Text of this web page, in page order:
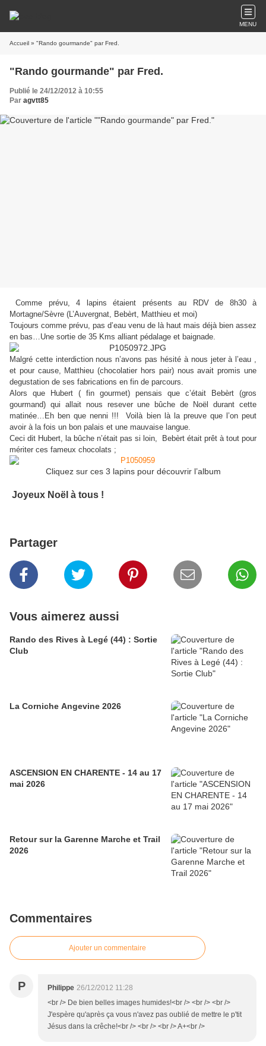
MENU
Accueil » "Rando gourmande" par Fred.
"Rando gourmande" par Fred.
Publié le 24/12/2012 à 10:55
Par agvtt85
Comme prévu, 4 lapins étaient présents au RDV de 8h30 à
Mortagne/Sèvre (L’Auvergnat, Bebèrt, Matthieu et moi)
Toujours comme prévu, pas d’eau venu de là haut mais déjà bien assez
en bas…Une sortie de 35 Kms alliant pédalage et baignade.
Malgré cette interdiction nous n’avons pas hésité à nous jeter à l’eau ,
et pour cause, Matthieu (chocolatier hors pair) nous avait promis une
degustation de ses fabrications en fin de parcours.
Alors que Hubert ( fin gourmet) pensais que c’était Bebèrt (gros
gourmand) qui allait nous resever une bûche de Noël durant cette
matinée…Eh ben que nenni !!! Voilà bien là la preuve que l’on peut
avoir à la fois un bon palais et une mauvaise langue.
Ceci dit Hubert, la bûche n’était pas si loin, Bebèrt était prêt à tout pour
mériter ces fameux chocolats ;
Cliquez sur ces 3 lapins pour découvrir l’album
Joyeux Noël à tous !
Partager
Vous aimerez aussi
Rando des Rives à Legé (44) : Sortie
Club
La Corniche Angevine 2026
ASCENSION EN CHARENTE - 14 au 17
mai 2026
Retour sur la Garenne Marche et Trail
2026
Commentaires
Ajouter un commentaire
P Philippe 26/12/2012 11:28
<br /> De bien belles images humides!<br /> <br /> <br />
J'espère qu'après ça vous n'avez pas oublié de mettre le p'tit
Jésus dans la crêche!<br /> <br /> <br /> A+<br />